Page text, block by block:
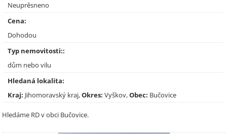
Neuprěsneno
Cena:
Dohodou
Typ nemovitosti::
dům nebo vilu
Hledaná lokalita:
Kraj: Jihomoravský kraj,Okres:Vyškov,Obec: Bučovice
Hledáme RD v obci Bučovice.